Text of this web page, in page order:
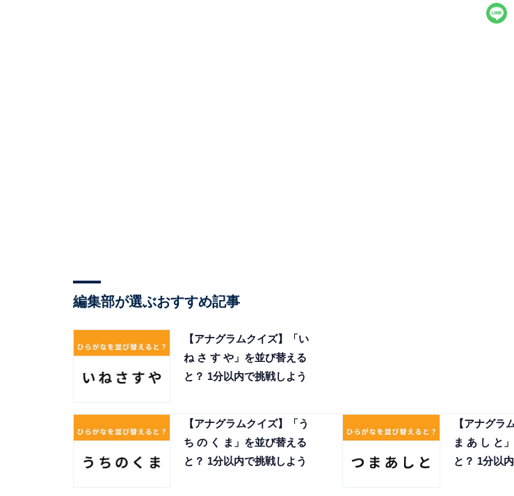
編集部が選ぶおすすめ記事
【アナグラムクイズ】「い
ね さ す や」を並び替える
と？ 1分以内で挑戦しよう
【アナグラムクイズ】「う
ち の く ま」を並び替える
と？ 1分以内で挑戦しよう
【アナグラ
ま あ し と
と？ 1分以